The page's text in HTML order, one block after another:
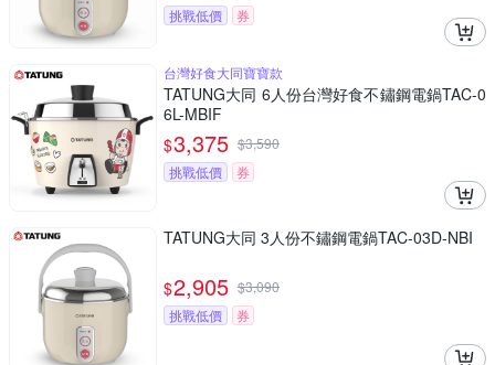
挑戰低價 券
台灣好食大同寶寶款
TATUNG大同 6人份台灣好食不鏽鋼電鍋TAC-0
6L-MBIF
$3,375 $3,590
挑戰低價
券
TATUNG大同 3人份不鏽鋼電鍋TAC-03D-NBI
$2,905 $3,090
挑戰低價
券